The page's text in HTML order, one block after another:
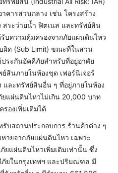
คารส่วนกลาง เช่น โครงสร้าง
สระว่ายน้ำ ฟิตเนส และทรัพย์สิน
บความคุ้มครองจากภัยแผ่นดินไหว
ผิด (Sub Limit) ขณะที่ในส่วน
ระกันอัคคีภัยสำหรับที่อยู่อาศัย
สินภายในห้องชุด เฟอร์นิเจอร์
และทรัพย์สินอื่น ๆ ที่อยู่ภายในห้อง
แผ่นดินไหวไม่เกิน 20,000 บาท
องเพิ่มเติมได้
บสถานประกอบการ ร้านค้าต่าง ๆ
ายจากภัยแผ่นดินไหว เฉพาะ
ยแผ่นดินไหวเพิ่มเติมเท่านั้น ซึ่ง
ยในกรุงเทพฯ และปริมณฑล มี